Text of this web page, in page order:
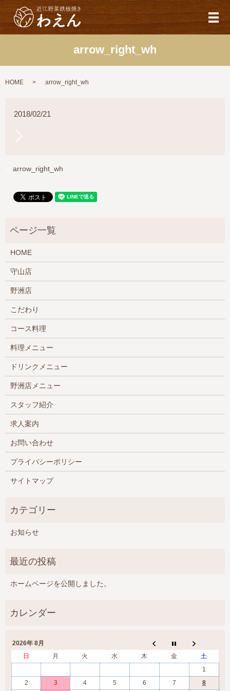
メ
arrow_right_wh
HOME arrow_right_wh
2018/02/21
arrow_right_wh
HOME
守山店
野洲店
こだわり
コース料理
料理メニュー
ドリンクメニュー
野洲店メニュー
スタッフ紹介
求人案内
お問い合わせ
プライバシーポリシー
サイトマップ
お知らせ
ホームページを公開しました。
2026年 8月
日
月 火 水 木 金
土
1
2
3 4 5 6 7 8